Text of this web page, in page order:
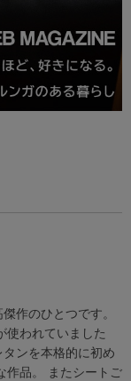
作のひとつです。
使われていました
ンを本格的に初め
作品。 またシートご